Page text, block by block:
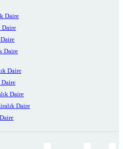
Daire
Daire
Daire
Daire
Daire
Daire